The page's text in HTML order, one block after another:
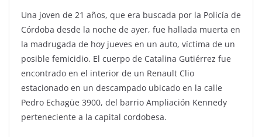
Una joven de 21 años, que era buscada por la Policía de
Córdoba desde la noche de ayer, fue hallada muerta en
la madrugada de hoy jueves en un auto, víctima de un
posible femicidio. El cuerpo de Catalina Gutiérrez fue
encontrado en el interior de un Renault Clio
estacionado en un descampado ubicado en la calle
Pedro Echagüe 3900, del barrio Ampliación Kennedy
perteneciente a la capital cordobesa.